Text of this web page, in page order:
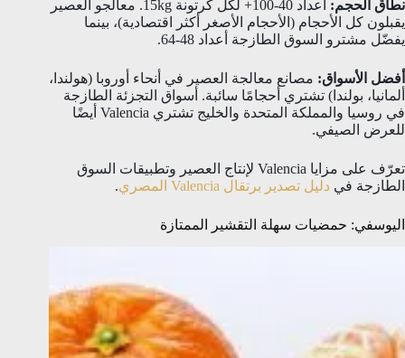
نطاق الحجم:
أعداد 40-100+ لكل كرتونة 15kg. معالجو العصير
يقبلون كل الأحجام (الأحجام الأصغر أكثر اقتصادية)، بينما
يفضّل مشترو السوق الطازجة أعداد 48-64.
أفضل الأسواق: مصانع معالجة العصير في أنحاء أوروبا (هولندا،
ألمانيا، بولندا) تشتري أحجامًا سائبة. أسواق التجزئة الطازجة
في روسيا والمملكة المتحدة والخليج تشتري Valencia أيضًا
للعرض الصيفي.
تعرّف على مزايا Valencia لإنتاج العصير وتطبيقات السوق
الطازجة في دليل تصدير برتقال Valencia المصري .
اليوسفي: حمضيات سهلة التقشير الممتازة